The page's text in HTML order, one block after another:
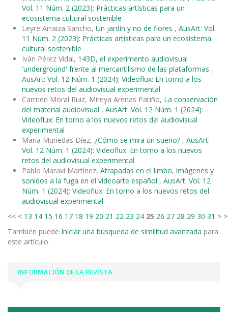
Vol. 11 Núm. 2 (2023): Prácticas artísticas para un
ecosistema cultural sostenible
Leyre Arraiza Sancho, Un jardín y no de flores , AusArt: Vol.
11 Núm. 2 (2023): Prácticas artísticas para un ecosistema
cultural sostenible
Iván Pérez Vidal, 143D, el experimento audiovisual
'underground' frente al mercantilismo de las plataformas ,
AusArt: Vol. 12 Núm. 1 (2024): Videoflux: En torno a los
nuevos retos del audiovisual experimental
Carmen Moral Ruiz, Mireya Arenas Patiño, La conservación
del material audiovisual , AusArt: Vol. 12 Núm. 1 (2024):
Videoflux: En torno a los nuevos retos del audiovisual
experimental
Maria Muriedas Díez, ¿Cómo se mira un sueño? , AusArt:
Vol. 12 Núm. 1 (2024): Videoflux: En torno a los nuevos
retos del audiovisual experimental
Pablo Maraví Martínez, Atrapadas en el limbo, imágenes y
sonidos a la fuga en el videoarte español , AusArt: Vol. 12
Núm. 1 (2024): Videoflux: En torno a los nuevos retos del
audiovisual experimental
<< < 13 14 15 16 17 18 19 20 21 22 23 24 25 26 27 28 29 30 31 >
También puede Iniciar una búsqueda de similitud avanzada para
este artículo.
INFORMACIÓN DE LA REVISTA